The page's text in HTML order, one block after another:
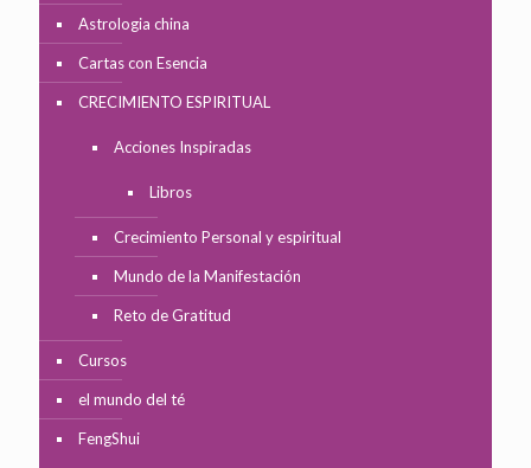
Astrologia china
Cartas con Esencia
CRECIMIENTO ESPIRITUAL
Acciones Inspiradas
Libros
Crecimiento Personal y espiritual
Mundo de la Manifestación
Reto de Gratitud
Cursos
el mundo del té
FengShui